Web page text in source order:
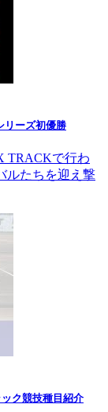
リーズ初優勝
TRACKで行わ
ルたちを迎え撃
ク競技種目紹介